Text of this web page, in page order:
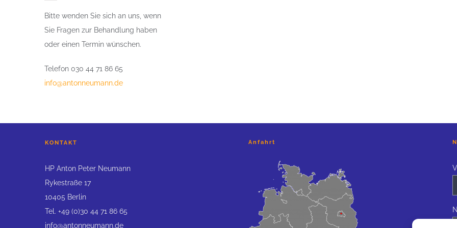
Bitte wenden Sie sich an uns, wenn
Sie Fragen zur Behandlung haben
oder einen Termin wünschen.
Telefon 030 44 71 86 65
info@antonneumann.de
KONTAKT
HP Anton Peter Neumann
Rykestraße 17
10405 Berlin
Tel. +49 (0)30 44 71 86 65
info@antonneumann.de
Anfahrt